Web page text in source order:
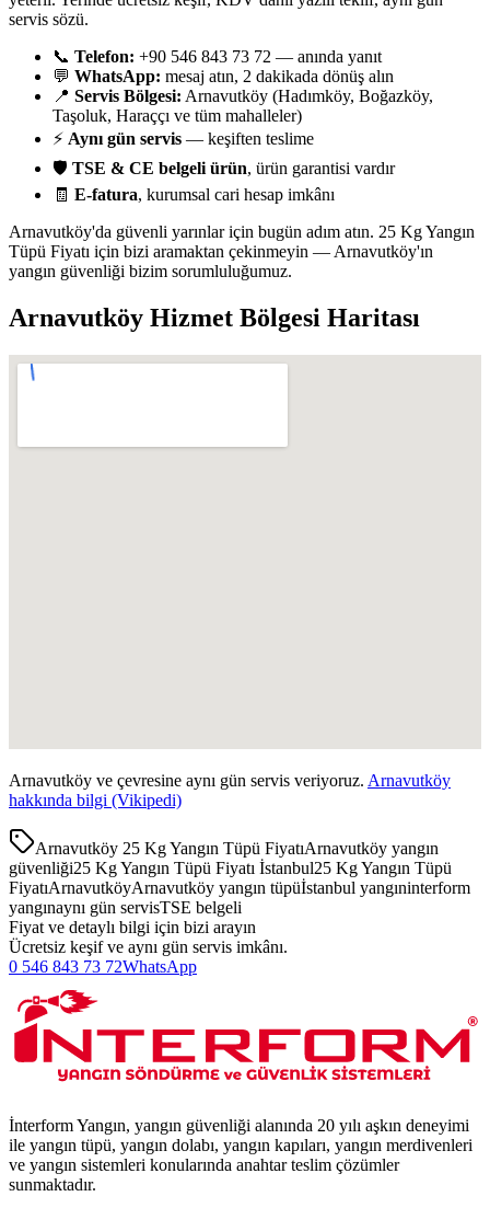
servis sözü.
📞 Telefon: +90 546 843 73 72 — anında yanıt
💬 WhatsApp: mesaj atın, 2 dakikada dönüş alın
📍 Servis Bölgesi: Arnavutköy (Hadımköy, Boğazköy,
Taşoluk, Haraççı ve tüm mahalleler)
⚡ Aynı gün servis — keşiften teslime
🛡️ TSE & CE belgeli ürün, ürün garantisi vardır
🧾 E-fatura, kurumsal cari hesap imkânı
Arnavutköy'da güvenli yarınlar için bugün adım atın. 25 Kg Yangın
Tüpü Fiyatı için bizi aramaktan çekinmeyin — Arnavutköy'ın
yangın güvenliği bizim sorumluluğumuz.
Arnavutköy Hizmet Bölgesi Haritası
Arnavutköy ve çevresine aynı gün servis veriyoruz. Arnavutköy
hakkında bilgi (Vikipedi)
Arnavutköy 25 Kg Yangın Tüpü FiyatıArnavutköy yangın
güvenliği25 Kg Yangın Tüpü Fiyatı İstanbul25 Kg Yangın Tüpü
FiyatıArnavutköyArnavutköy yangın tüpüİstanbul yangıninterform
yangınaynı gün servisTSE belgeli
Fiyat ve detaylı bilgi için bizi arayın
Ücretsiz keşif ve aynı gün servis imkânı.
0 546 843 73 72WhatsApp
İnterform Yangın, yangın güvenliği alanında 20 yılı aşkın deneyimi
ile yangın tüpü, yangın dolabı, yangın kapıları, yangın merdivenleri
ve yangın sistemleri konularında anahtar teslim çözümler
sunmaktadır.